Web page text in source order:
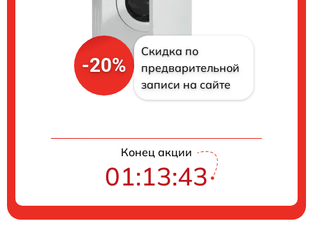
-20%
Скидка по
предварительной
записи на сайте
Конец акции
01:13:42